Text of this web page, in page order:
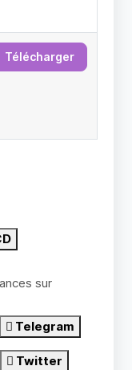
Télécharger
sur
Telegram
Twitter